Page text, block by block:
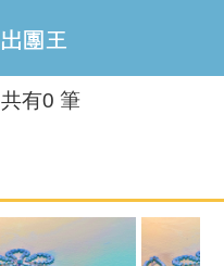
共有0 筆